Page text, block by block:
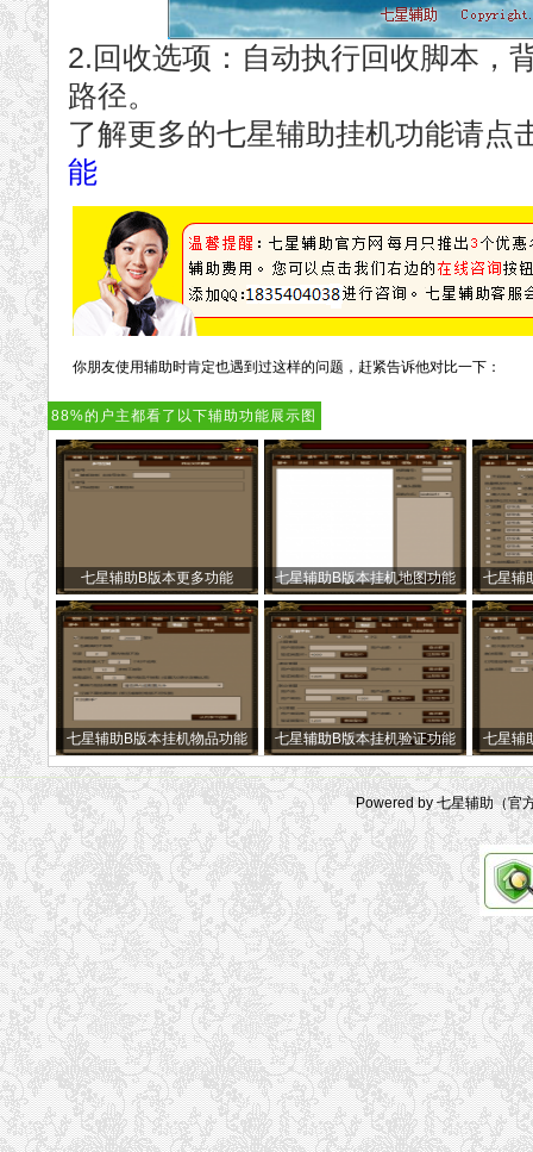
2.回收选项：自动执行回收脚本，
路径。
了解更多的七星辅助挂机功能请点
能
你朋友使用辅助时肯定也遇到过这样的问题，赶紧告诉他对比一下：
88%的户主都看了以下辅助功能展示图
七星辅助B版本更多功能 七星辅助B版本挂机地图功能 七星辅
七星辅助B版本挂机物品功能 七星辅助B版本挂机验证功能 七星辅
Powered by 七星辅助（官